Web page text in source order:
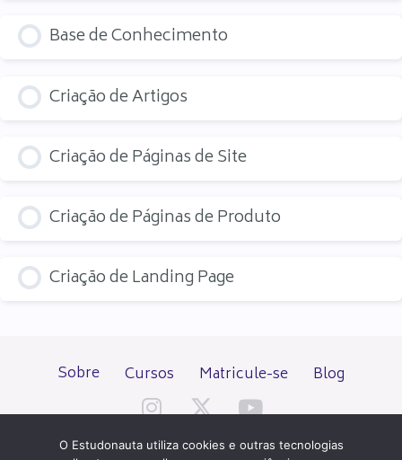
Base de Conhecimento
Criação de Artigos
Criação de Páginas de Site
Criação de Páginas de Produto
Criação de Landing Page
Sobre Cursos Matricule-se Blog
O Estudonauta utiliza cookies e outras tecnologias